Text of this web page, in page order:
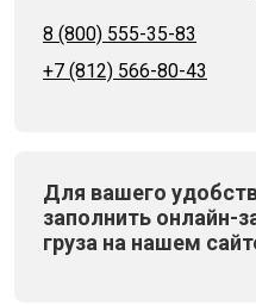
8 (800) 555-35-83
+7 (812) 566-80-43
Для вашего
заполнить онлайн-
груза на нашем